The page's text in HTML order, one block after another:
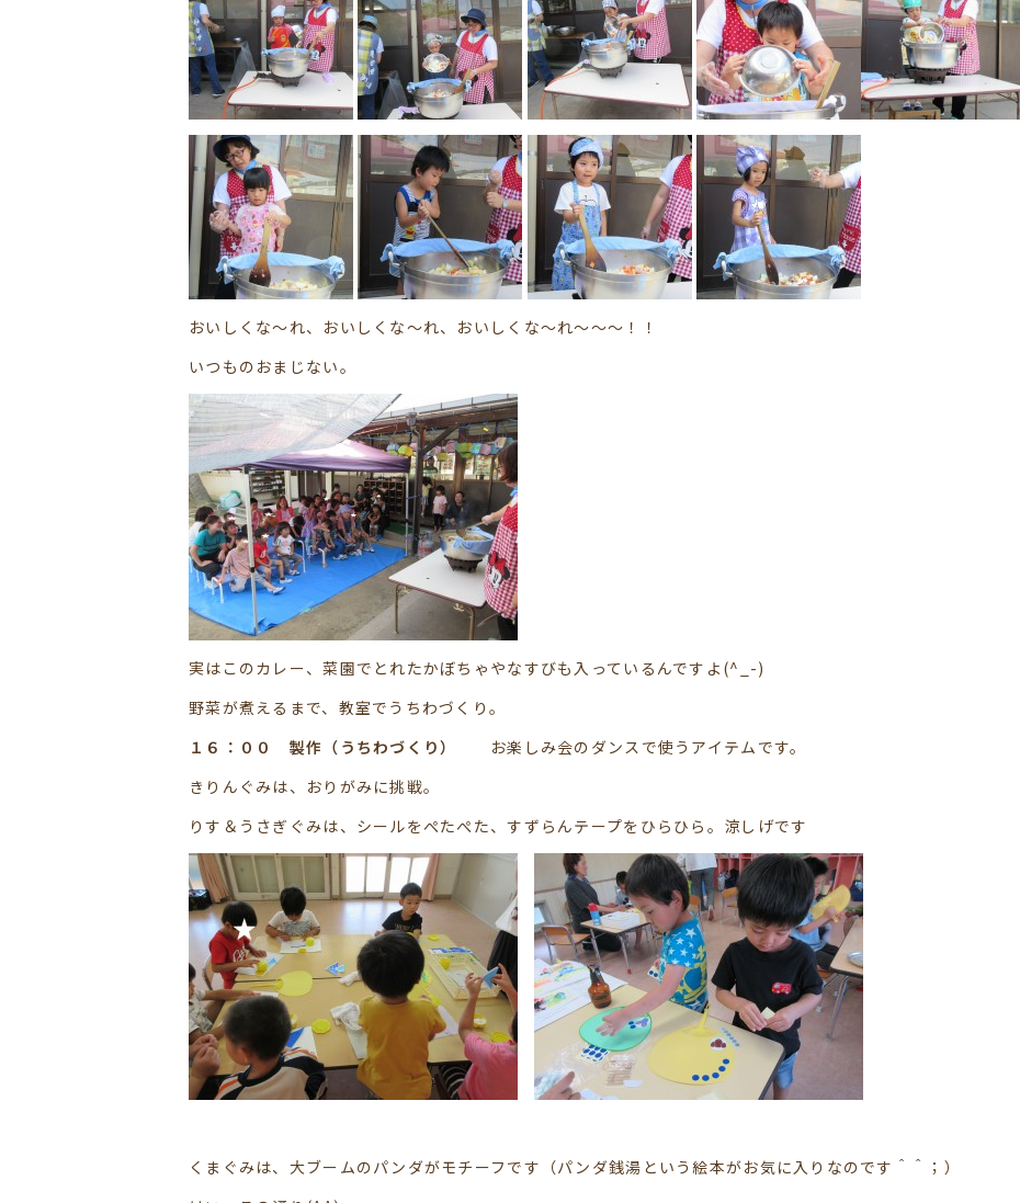
おいしくな～れ、おいしくな～れ、おいしくな～れ～～～！！
いつものおまじない。
実はこのカレー、菜園でとれたかぼちゃやなすびも入っているんですよ(^_-)
野菜が煮えるまで、教室でうちわづくり。
１６：００ 製作（うちわづくり）
お楽しみ会のダンスで使うアイテムです。
きりんぐみは、おりがみに挑戦。
りす＆うさぎぐみは、シールをぺたぺた、すずらんテープをひらひら。涼しげです
くまぐみは、大ブームのパンダがモチーフです（パンダ銭湯という絵本がお気に入りなのです＾＾；）